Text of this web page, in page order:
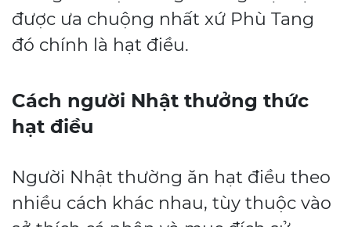
được ưa chuộng nhất xứ Phù Tang
đó chính là hạt điều.
Cách người Nhật thưởng thức
hạt điều
Người Nhật thường ăn hạt điều theo
nhiều cách khác nhau, tùy thuộc vào